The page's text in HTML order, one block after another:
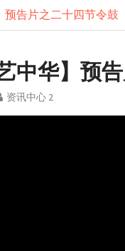
预告片之二十四节令鼓
中华】预
资讯中心 2